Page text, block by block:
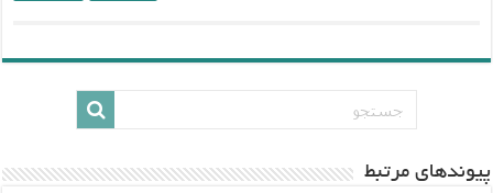
پيوندهاي مرتبط